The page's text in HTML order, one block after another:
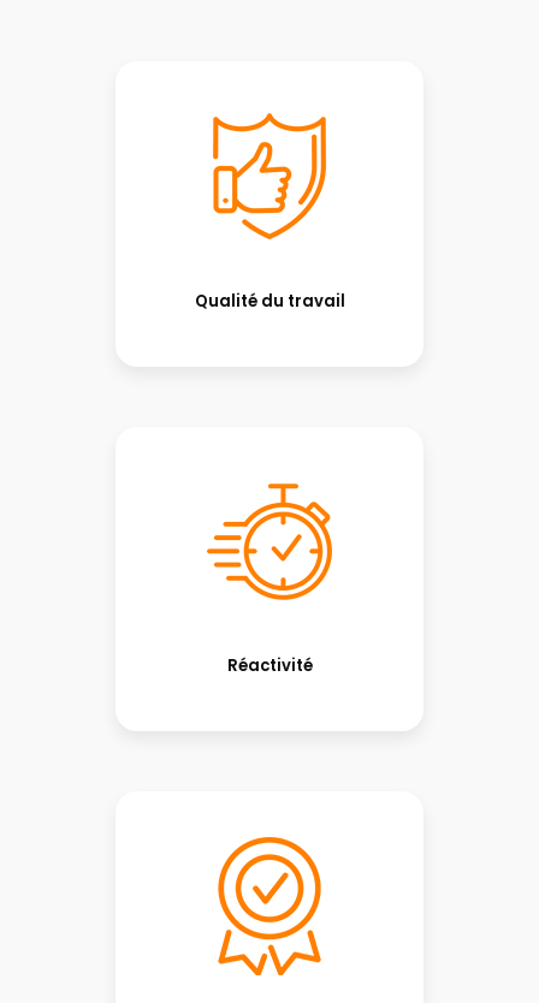
Qualité du travail
Réactivité